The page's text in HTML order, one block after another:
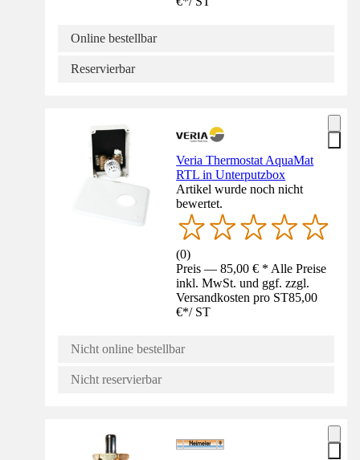
Online bestellbar
Reservierbar
Veria Thermostat AquaMat
RTL in Unterputzbox
Artikel wurde noch nicht
bewertet.
(0)
Preis — 85,00 € * Alle Preise
inkl. MwSt. und ggf. zzgl.
Versandkosten pro ST85,00
€*/ ST
Nicht online bestellbar
Nicht reservierbar